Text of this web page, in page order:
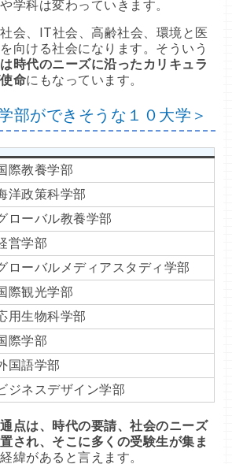
学科は変わっていきます。
会、IT社会、高齢社会、環境と医
向ける社会になります。そういう
時代のニーズに沿ったカリキュラ
命にもなっています。
部ができそうな１０大学＞
際教養学部
洋政策科学部
ローバル教養学部
営学部
ローバルメディアスタディ学部
際観光学部
用生物科学部
際学部
国語学部
ジネスデザイン学部
通点は、時代の要請、社会のニーズ
され、そこに多くの受験生が集ま
経緯があると言えます。